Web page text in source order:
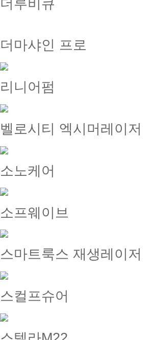
더마샤인 프로
리니어펌
벨로시티 엑시머레이저
소노케어
소프웨이브
스마트룩스 재생레이저
스컬프슈어